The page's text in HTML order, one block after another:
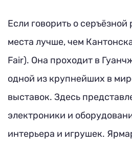
Если говорить о серъёзной
места лучше, чем
Fair). Она проходит в
одной из крупнейших в
выставок. Здесь
электроники и
интерьера и игрушек.